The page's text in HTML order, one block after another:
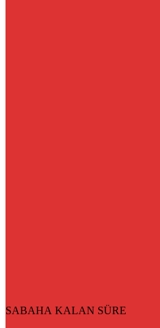
SABAHA KALAN SÜRE